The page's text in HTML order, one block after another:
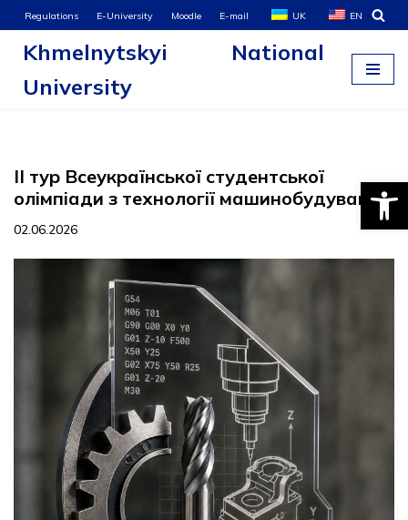
Skip
content
Regulations E-University Moodle E-mail UK EN
Khmelnytskyi National
University
II тур Всеукраїнської студентської
олімпіади з технології машинобудування
02.06.2026